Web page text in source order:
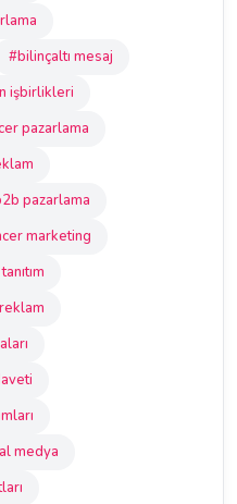
#bilinçaltı mesaj
işbirlikleri
pazarlama
pazarlama
marketing
medya